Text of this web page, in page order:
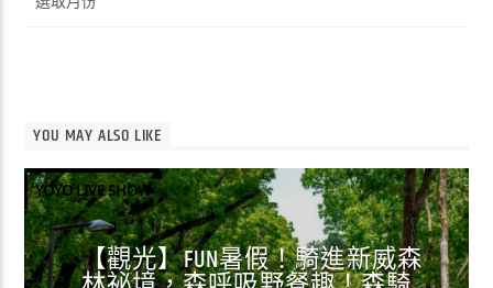
整
YOU MAY ALSO LIKE
YOYO LIVE SHOW
【觀光】FUN暑假！騎進新威森